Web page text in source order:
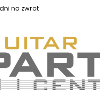
dni na zwrot